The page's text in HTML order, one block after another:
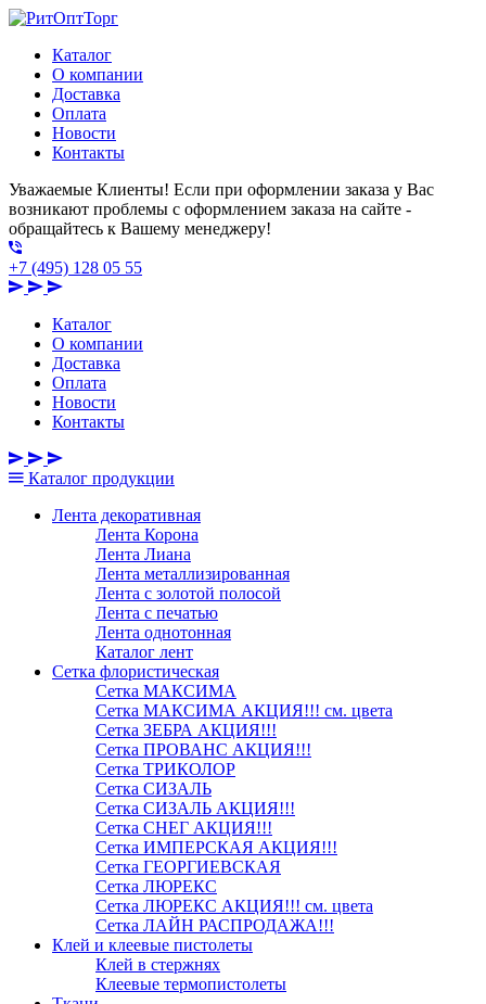
Каталог
О компании
Доставка
Оплата
Новости
Контакты
Уважаемые Клиенты! Если при оформлении заказа у Вас
возникают проблемы с оформлением заказа на сайте -
обращайтесь к Вашему менеджеру!
+7 (495) 128 05 55
Каталог
О компании
Доставка
Оплата
Новости
Контакты
Каталог продукции
Лента декоративная
Лента Корона
Лента Лиана
Лента металлизированная
Лента с золотой полосой
Лента с печатью
Лента однотонная
Каталог лент
Сетка флористическая
Сетка МАКСИМА
Сетка МАКСИМА АКЦИЯ!!! см. цвета
Сетка ЗЕБРА АКЦИЯ!!!
Сетка ПРОВАНС АКЦИЯ!!!
Сетка ТРИКОЛОР
Сетка СИЗАЛЬ
Сетка СИЗАЛЬ АКЦИЯ!!!
Сетка СНЕГ АКЦИЯ!!!
Сетка ИМПЕРСКАЯ АКЦИЯ!!!
Сетка ГЕОРГИЕВСКАЯ
Сетка ЛЮРЕКС
Сетка ЛЮРЕКС АКЦИЯ!!! см. цвета
Сетка ЛАЙН РАСПРОДАЖА!!!
Клей и клеевые пистолеты
Клей в стержнях
Клеевые термопистолеты